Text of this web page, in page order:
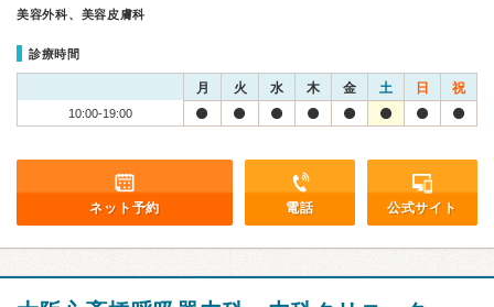
美容外科、美容皮膚科
診療時間
月 火 水 木 金 土 日 祝
10:00-19:00
ネット予約 電話 公式サイト